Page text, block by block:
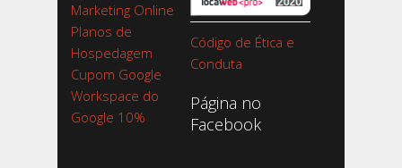
Marketing Online
Planos de
Hospedagem
Cupom Google
Workspace do
Google 10%
Código de Ética e
Conduta
Página no
Facebook